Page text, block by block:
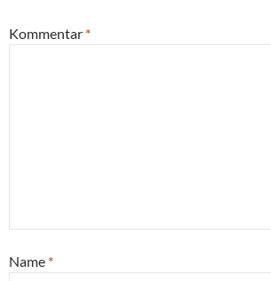
Kommentar *
Name *